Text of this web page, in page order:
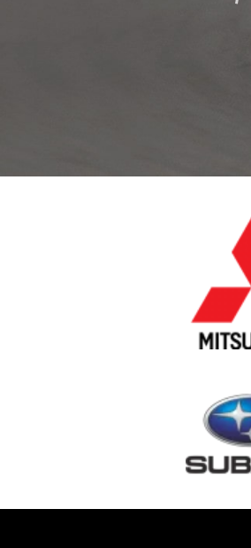
dla każdego kto chce poczuć moc i